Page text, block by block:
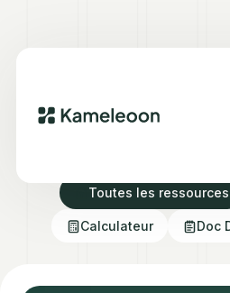
Toutes les ressources
Calculateur Doc